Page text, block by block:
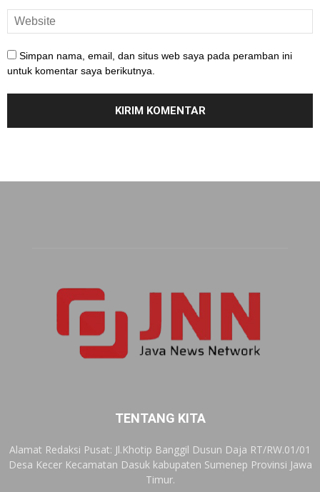
Simpan nama, email, dan situs web saya pada peramban ini
untuk komentar saya berikutnya.
TENTANG KITA
Alamat Redaksi Pusat: Jl.Khotip Banggil Dusun Daja RT/RW.01/01
Desa Kecer Kecamatan Dasuk kabupaten Sumenep Provinsi Jawa
Timur.